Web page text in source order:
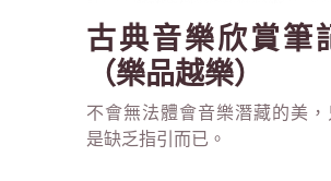
古典音樂欣賞筆
（樂品越樂）
不會無法體會音樂潛藏的美，
是缺乏指引而已。